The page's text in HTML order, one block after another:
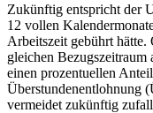
Zukünftig entspricht der
12 vollen
Arbeitszeit gebührt
gleichen
einen prozentuellen
Überstundenentlohnung
vermeidet zukünftig